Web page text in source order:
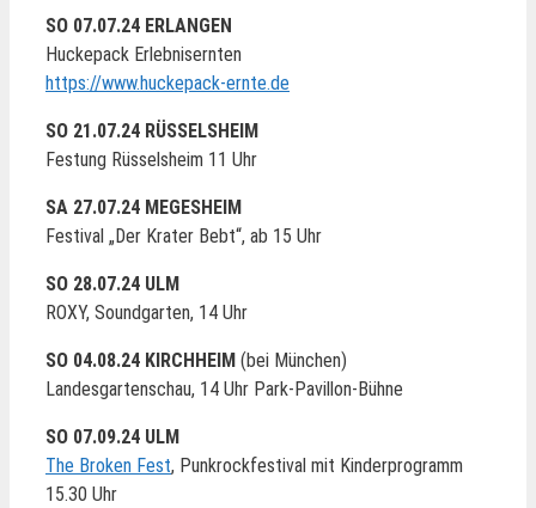
SO 07.07.24 ERLANGEN
Huckepack Erlebnisernten
https://www.huckepack-ernte.de
SO 21.07.24 RÜSSELSHEIM
Festung Rüsselsheim 11 Uhr
SA 27.07.24 MEGESHEIM
Festival „Der Krater Bebt“, ab 15 Uhr
SO 28.07.24 ULM
ROXY, Soundgarten, 14 Uhr
SO 04.08.24 KIRCHHEIM (bei München)
Landesgartenschau, 14 Uhr Park-Pavillon-Bühne
SO 07.09.24 ULM
The Broken Fest, Punkrockfestival mit Kinderprogramm
15.30 Uhr